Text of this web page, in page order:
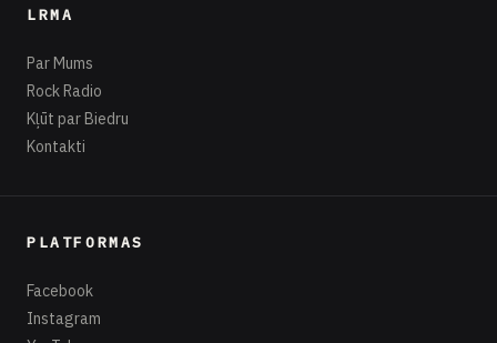
LRMA
Par Mums
Rock Radio
Kļūt par Biedru
Kontakti
PLATFORMAS
Facebook
Instagram